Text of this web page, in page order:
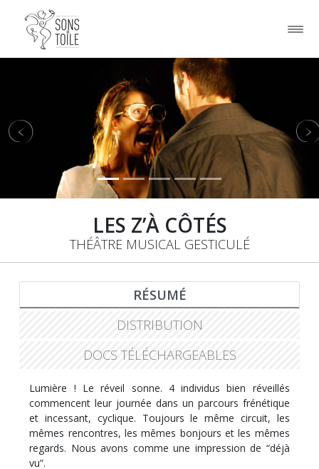
Previous
LES Z’À CÔTÉS
THÉÂTRE MUSICAL GESTICULÉ
RÉSUMÉ
DISTRIBUTION
DOCS TÉLÉCHARGEABLES
Lumière ! Le réveil sonne. 4 individus bien réveillés
commencent leur journée dans un parcours frénétique
et incessant, cyclique. Toujours le même circuit, les
mêmes rencontres, les mêmes bonjours et les mêmes
regards. Nous avons comme une impression de “déjà
vu”.